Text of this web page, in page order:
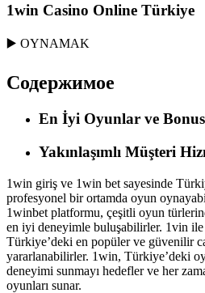
1win Casino Online Türkiye
▶️ OYNAMAK
Содержимое
En İyi Oyunlar ve
Yakınlaşımlı Müşteri
1win giriş ve 1win bet sayesinde
profesyonel bir ortamda oyun
1winbet platformu, çeşitli oyun
en iyi deneyimle buluşabilirler. 1vin
Türkiye’deki en popüler ve güvenilir
yararlanabilirler. 1win, Türkiye’deki
deneyimi sunmayı hedefler ve her
oyunları sunar.